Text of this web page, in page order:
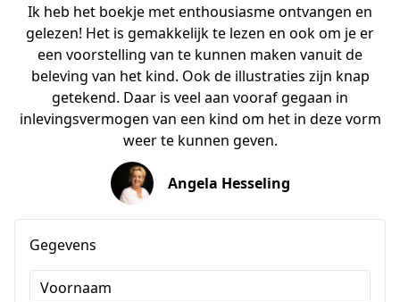
Ik heb het boekje met enthousiasme ontvangen en
gelezen! Het is gemakkelijk te lezen en ook om je er
een voorstelling van te kunnen maken vanuit de
beleving van het kind. Ook de illustraties zijn knap
getekend. Daar is veel aan vooraf gegaan in
inlevingsvermogen van een kind om het in deze vorm
weer te kunnen geven.
Angela Hesseling
Gegevens
Voornaam